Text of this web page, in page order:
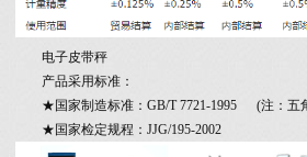
电子皮带秤
产品采用标准：
★国家制造标准：GB/T 7721-1995 (注：五
★国家检定规程：JJG/195-2002